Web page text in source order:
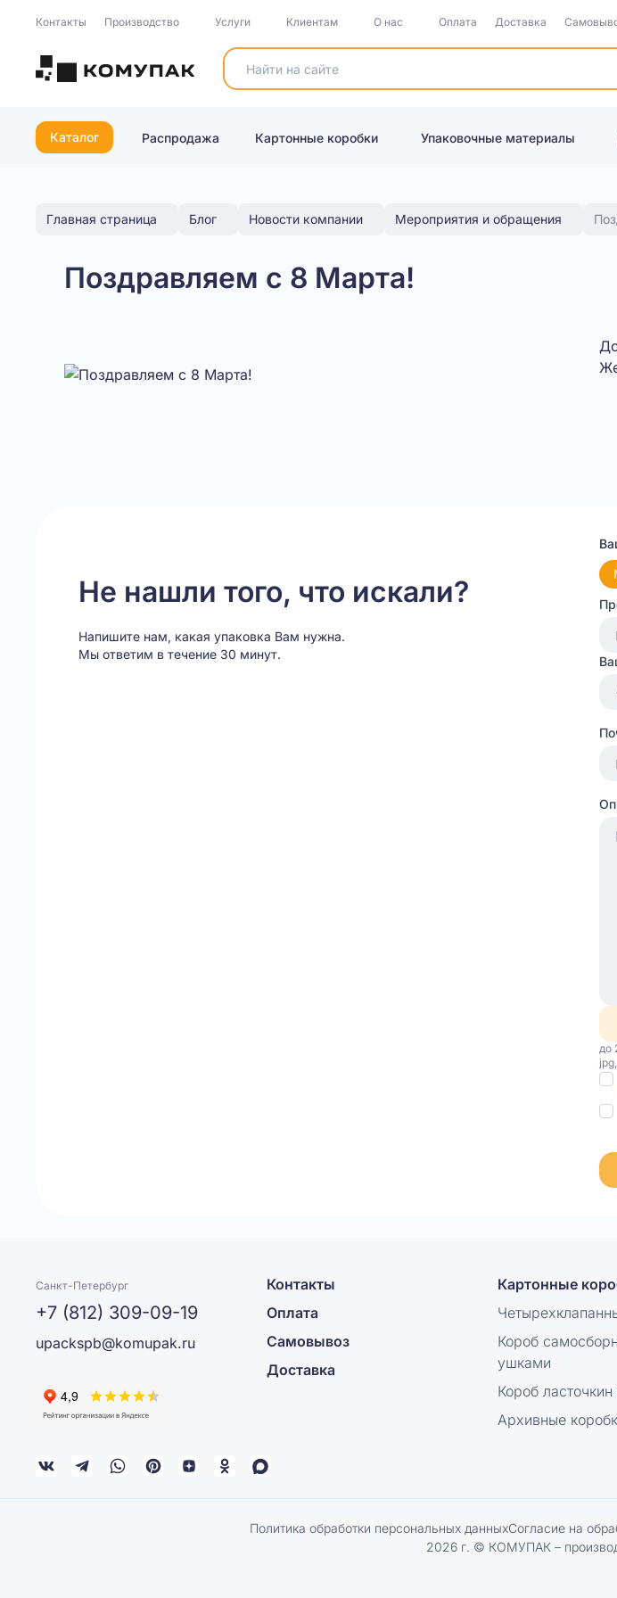
Контакты Производство Услуги Клиентам О нас Оплата Доставка
Каталог Распродажа Картонные коробки Упаковочные материалы
Главная страница Блог Новости компании Мероприятия и обращения
Поздравляем с 8 Марта!
Не нашли того, что искали?
Напишите нам, какая упаковка Вам нужна.
Мы ответим в течение 30 минут.
до
Санкт-Петербург
+7 (812) 309-09-19
upackspb@komupak.ru
Контакты
Оплата
Самовывоз
Доставка
Картонные
Короб
ушками
Короб ласточкин
Архивные
Политика обработки персональных данныхСогласие на
2026 г. © КОМУПАК –